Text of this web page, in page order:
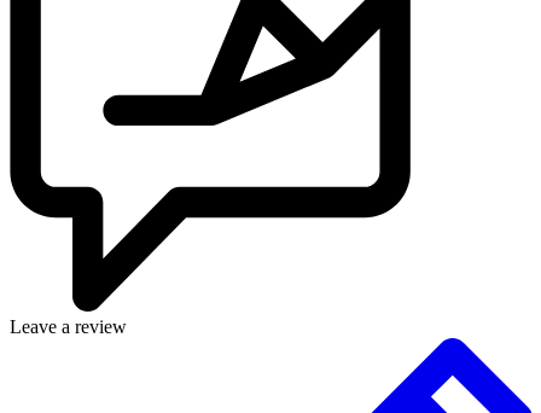
Leave a review